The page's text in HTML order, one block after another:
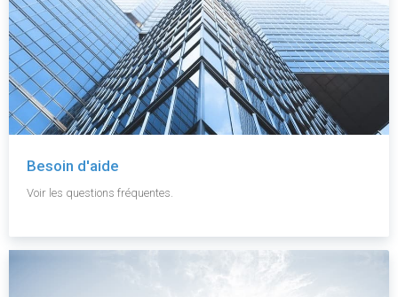
Besoin d'aide
Voir les questions fréquentes.